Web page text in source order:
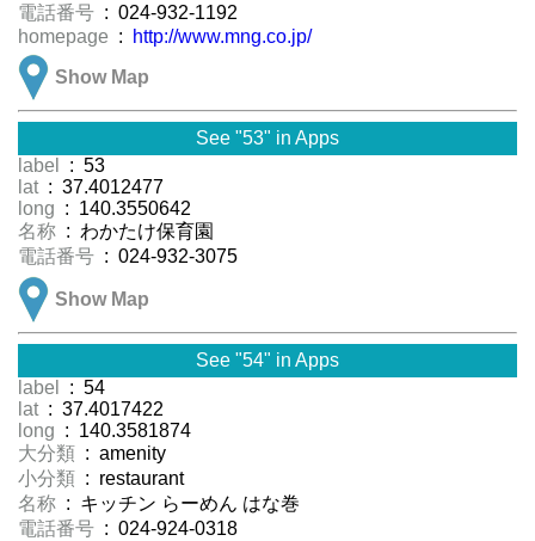
電話番号 : 024-932-1192
homepage :
http://www.mng.co.jp/
Show Map
See "53" in Apps
label
: 53
lat : 37.4012477
long : 140.3550642
名称 : わかたけ保育園
電話番号 : 024-932-3075
Show Map
See "54" in Apps
label
: 54
lat : 37.4017422
long : 140.3581874
大分類 : amenity
小分類 : restaurant
名称 : キッチン らーめん はな巻
電話番号 : 024-924-0318